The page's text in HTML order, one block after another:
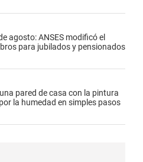
agosto: ANSES modificó el
para jubilados y pensionados
pared de casa con la pintura
la humedad en simples pasos